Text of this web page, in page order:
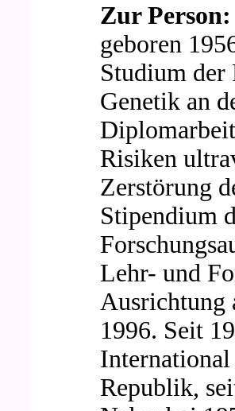
Zur Person:
geboren
Studium
Genetik an
Risiken
Zerstörung
Stipendium
Lehr- und
Ausrichtung
1996. Seit
Republik,